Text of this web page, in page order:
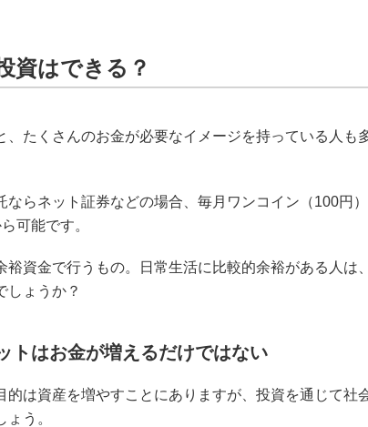
資はできる？
、たくさんのお金が必要なイメージを持っている人
ならネット証券などの場合、毎月ワンコイン（100円
可能です。
裕資金で行うもの。日常生活に比較的余裕がある人
しょうか？
トはお金が増えるだけではない
的は資産を増やすことにありますが、投資を通じて
う。